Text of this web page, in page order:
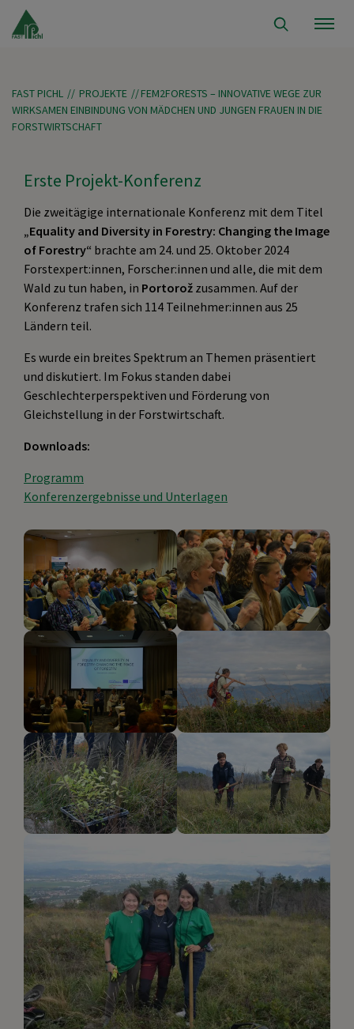
FAST PICHL // PROJEKTE //FEM2FORESTS – INNOVATIVE WEGE ZUR
WIRKSAMEN EINBINDUNG VON MÄDCHEN UND JUNGEN FRAUEN IN DIE
FORSTWIRTSCHAFT
Erste Projekt-Konferenz
Die zweitägige internationale Konferenz mit dem Titel
„Equality and Diversity in Forestry: Changing the Image
of Forestry“ brachte am 24. und 25. Oktober 2024
Forstexpert:innen, Forscher:innen und alle, die mit dem
Wald zu tun haben, in Portorož zusammen. Auf der
Konferenz trafen sich 114 Teilnehmer:innen aus 25
Ländern teil.
Es wurde ein breites Spektrum an Themen präsentiert
und diskutiert. Im Fokus standen dabei
Geschlechterperspektiven und Förderung von
Gleichstellung in der Forstwirtschaft.
Downloads:
Programm
Konferenzergebnisse und Unterlagen